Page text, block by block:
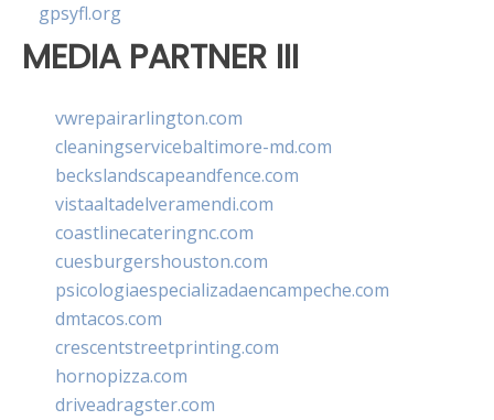
gpsyfl.org
MEDIA PARTNER III
vwrepairarlington.com
cleaningservicebaltimore-md.com
beckslandscapeandfence.com
vistaaltadelveramendi.com
coastlinecateringnc.com
cuesburgershouston.com
psicologiaespecializadaencampeche.com
dmtacos.com
crescentstreetprinting.com
hornopizza.com
driveadragster.com